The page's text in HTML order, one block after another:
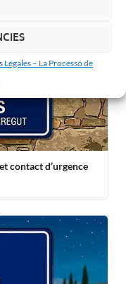
Légales – La Processó de
contact d’urgence